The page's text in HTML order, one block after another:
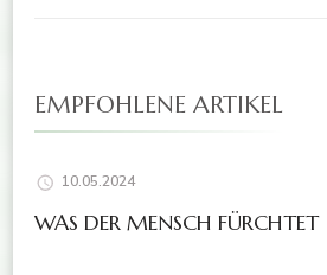
EMPFOHLENE ARTIKEL
10.05.2024
WAS DER MENSCH FÜRCHTET